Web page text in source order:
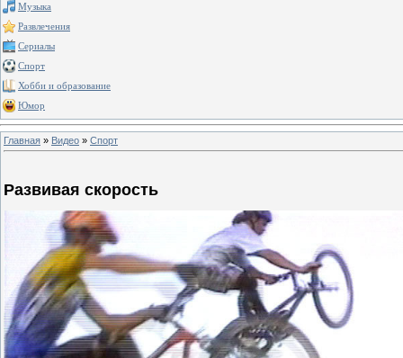
Музыка
Развлечения
Сериалы
Спорт
Хобби и образование
Юмор
Главная » Видео » Спорт
Развивая скорость